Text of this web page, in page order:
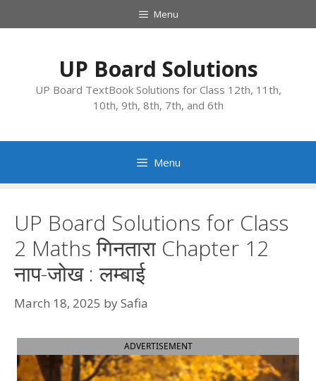
to
Menu
UP Board Solutions
UP Board TextBook Solutions for Class 12th, 11th,
10th, 9th, 8th, 7th, and 6th
Menu
UP Board Solutions for Class
2 Maths गिनतारा Chapter 12
नाप-जोख : लम्बाई
March 18, 2025 bySafia
ADVERTISEMENT